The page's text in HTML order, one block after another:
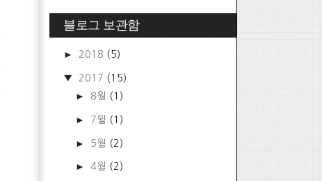
블로그 보관함
► 2018 (5)
▼ 2017 (15)
► 8월 (1)
► 7월 (1)
► 5월 (2)
►4월 (2)